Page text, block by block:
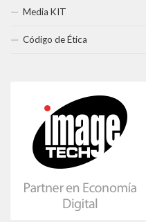
Media KIT
Código de Ética